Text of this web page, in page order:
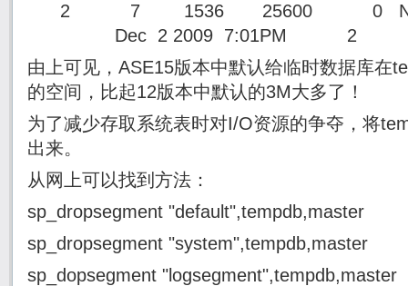
2 7 1536 25600 0
Dec 2 2009 7:01PM 2
由上可见，ASE15版本中默认给临时数据库在
的空间，比起12版本中默认的3M大多了！
为了减少存取系统表时对I/O资源的争夺，将
出来。
从网上可以找到方法：
sp_dropsegment "default",tempdb,master
sp_dropsegment "system",tempdb,master
sp_dopsegment "logsegment",tempdb,master